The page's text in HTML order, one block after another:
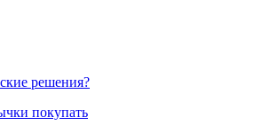
решения?
покупать